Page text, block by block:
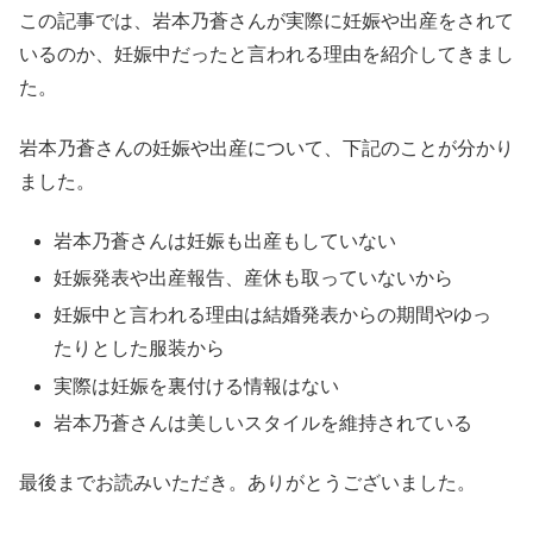
この記事では、岩本乃蒼さんが実際に妊娠や出産をされて
いるのか、妊娠中だったと言われる理由を紹介してきまし
た。
岩本乃蒼さんの妊娠や出産について、下記のことが分かり
ました。
岩本乃蒼さんは妊娠も出産もしていない
妊娠発表や出産報告、産休も取っていないから
妊娠中と言われる理由は結婚発表からの期間やゆっ
たりとした服装から
実際は妊娠を裏付ける情報はない
岩本乃蒼さんは美しいスタイルを維持されている
最後までお読みいただき。ありがとうございました。